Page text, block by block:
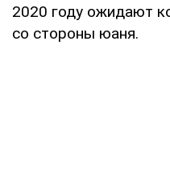
2020 году ожидают
со стороны юаня.